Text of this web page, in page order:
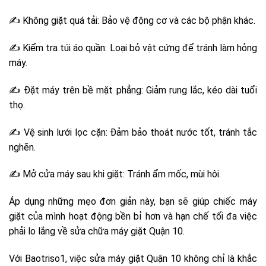
✍ Không giặt quá tải: Bảo vệ động cơ và các bộ phận khác.
✍ Kiểm tra túi áo quần: Loại bỏ vật cứng để tránh làm hỏng
máy.
✍ Đặt máy trên bề mặt phẳng: Giảm rung lắc, kéo dài tuổi
thọ.
✍ Vệ sinh lưới lọc cặn: Đảm bảo thoát nước tốt, tránh tắc
nghẽn.
✍ Mở cửa máy sau khi giặt: Tránh ẩm mốc, mùi hôi.
Áp dụng những mẹo đơn giản này, bạn sẽ giúp chiếc máy
giặt của mình hoạt động bền bỉ hơn và hạn chế tối đa việc
phải lo lắng về sửa chữa máy giặt Quận 10.
Với Baotriso1, việc sửa máy giặt Quận 10 không chỉ là khắc